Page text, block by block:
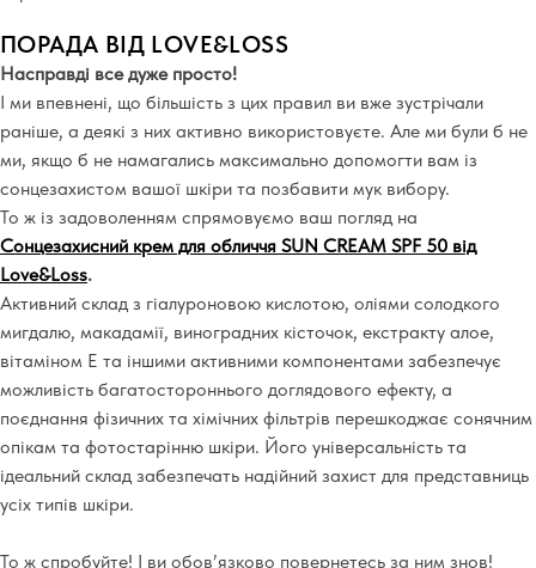
ПОРАДА ВІД LOVE&LOSS
Насправді все дуже просто!
І ми впевнені, що більшість з цих правил ви вже зустрічали
раніше, а деякі з них активно використовуєте. Але ми були б не
ми, якщо б не намагались максимально допомогти вам із
сонцезахистом вашої шкіри та позбавити мук вибору.
То ж із задоволенням спрямовуємо ваш погляд на
Сонцезахисний крем для обличчя SUN CREAM SPF 50 від
Love&Loss.
Активний склад з гіалуроновою кислотою, оліями солодкого
мигдалю, макадамії, виноградних кісточок, екстракту алое,
вітаміном Е та іншими активними компонентами забезпечує
можливість багатостороннього доглядового ефекту, а
поєднання фізичних та хімічних фільтрів перешкоджає сонячним
опікам та фотостарінню шкіри. Його універсальність та
ідеальний склад забезпечать надійний захист для представниць
усіх типів шкіри.
То ж спробуйте! І ви обов’язково повернетесь за ним знов!